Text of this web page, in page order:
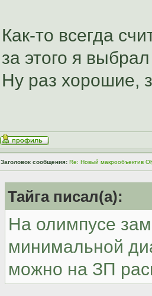
Как-то всегда
за этого я
Ну раз хорошие,
Заголовок сообщения: Re: Новый макрообъектив
Тайга писал(а):
На олимпусе
минимальной
можно на ЗП